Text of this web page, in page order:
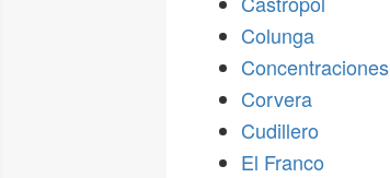
Colunga
Concentraciones
Corvera
Cudillero
El Franco